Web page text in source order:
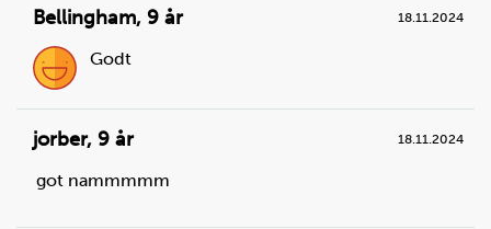
Steg1
Fyll en stor kjele halvfull med vann.
Du trenger
vann:
Bellingham, 9 år 18.11.2024
Godt
jorber, 9 år 18.11.2024
got nammmmm